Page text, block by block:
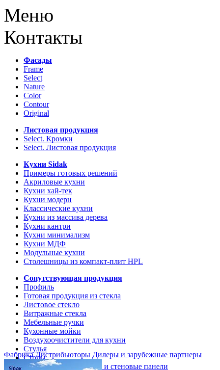
Меню
Контакты
Фасады
Frame
Select
Nature
Color
Contour
Original
Листовая продукция
Select. Кромки
Select. Листовая продукция
Кухни Sidak
Примеры готовых решений
Акриловые кухни
Кухни хай-тек
Кухни модерн
Классические кухни
Кухни из массива дерева
Кухни кантри
Кухни минимализм
Кухни МДФ
Модульные кухни
Столешницы из компакт-плит HPL
Сопутствующая продукция
Профиль
Готовая продукция из стекла
Листовое стекло
Витражные стекла
Мебельные ручки
Кухонные мойки
Воздухоочистители для кухни
Стулья
Столы
Кухонные столешницы и стеновые панели
Фабрика Дистрибьюторы Дилеры и зарубежные партнеры